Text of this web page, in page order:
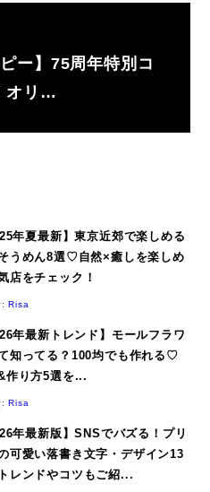
ー】75周年特別コ
オリ…
年夏最新】東京近郊で楽しめる
うめん8選♡自然×癒しを楽しめ
店をチェック！
:Risa
年最新トレンド】モールフラワ
知ってる？100均でも作れる♡
作り方5選を...
:Risa
年最新版】SNSでバズる！プリ
可愛い落書き文字・デザイン13
レンドやコツもご紹...